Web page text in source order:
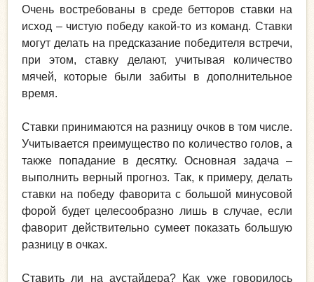
Очень востребованы в среде бетторов ставки на
исход – чистую победу какой-то из команд. Ставки
могут делать на предсказание победителя встречи,
при этом, ставку делают, учитывая количество
мячей, которые были забиты в дополнительное
время.
Ставки принимаются на разницу очков в том числе.
Учитывается преимущество по количество голов, а
также попадание в десятку. Основная задача –
выполнить верный прогноз. Так, к примеру, делать
ставки на победу фаворита с большой минусовой
форой будет целесообразно лишь в случае, если
фаворит действительно сумеет показать большую
разницу в очках.
Ставить ли на аустайдера? Как уже говорилось